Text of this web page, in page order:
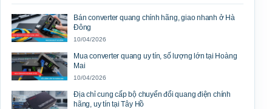
Bán converter quang chính hãng, giao nhanh ở Hà
Đông
10/04/2026
Mua converter quang uy tín, số lượng lớn tại Hoàng
Mai
10/04/2026
Địa chỉ cung cấp bộ chuyển đổi quang điện chính
hãng, uy tín tại Tây Hồ